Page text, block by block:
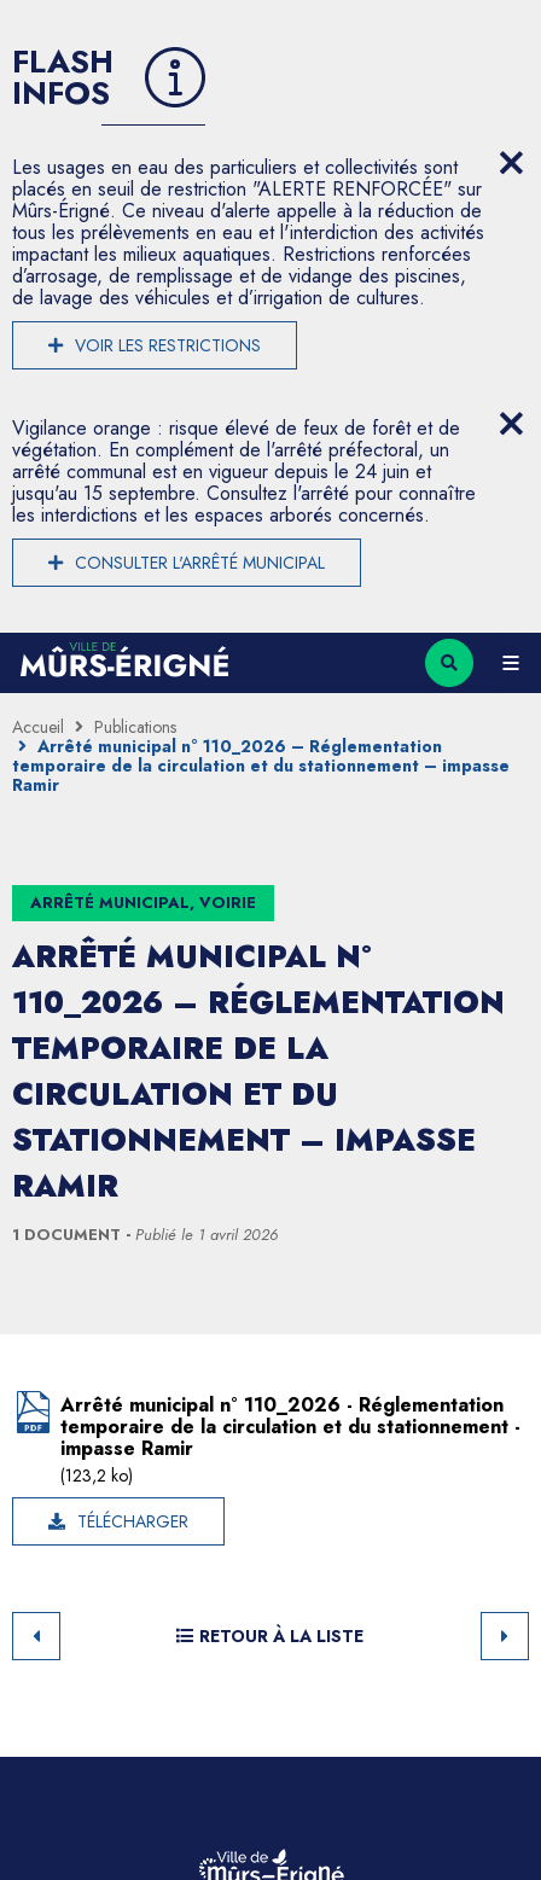
FLASH
INFOS
Les usages en eau des particuliers et collectivités sont
placés en seuil de restriction "ALERTE RENFORCÉE" sur
Mûrs-Érigné. Ce niveau d'alerte appelle à la réduction de
tous les prélèvements en eau et l'interdiction des activités
impactant les milieux aquatiques. Restrictions renforcées
d’arrosage, de remplissage et de vidange des piscines,
de lavage des véhicules et d’irrigation de cultures.
VOIR LES RESTRICTIONS
Vigilance orange : risque élevé de feux de forêt et de
végétation. En complément de l'arrêté préfectoral, un
arrêté communal est en vigueur depuis le 24 juin et
jusqu'au 15 septembre. Consultez l'arrêté pour connaître
les interdictions et les espaces arborés concernés.
CONSULTER L'ARRÊTÉ MUNICIPAL
Accueil
Publications
Arrêté municipal n° 110_2026 – Réglementation
temporaire de la circulation et du stationnement – impasse
Ramir
ARRÊTÉ MUNICIPAL, VOIRIE
ARRÊTÉ MUNICIPAL N°
110_2026 – RÉGLEMENTATION
TEMPORAIRE DE LA
CIRCULATION ET DU
STATIONNEMENT – IMPASSE
RAMIR
1 DOCUMENT Publié le 1 avril 2026
Arrêté municipal n° 110_2026 - Réglementation
temporaire de la circulation et du stationnement -
impasse Ramir
(123,2 ko)
TÉLÉCHARGER
RETOUR À LA LISTE